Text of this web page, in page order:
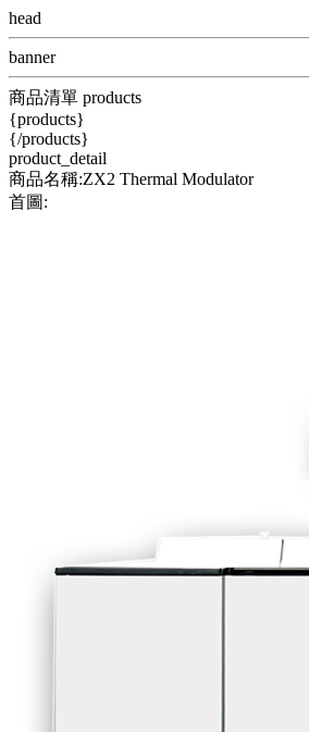
head
banner
商品清單 products
{products}
{/products}
product_detail
商品名稱:ZX2 Thermal Modulator
首圖: